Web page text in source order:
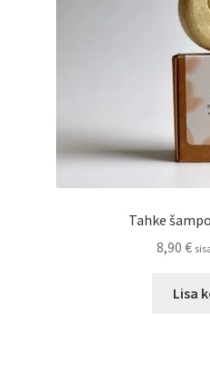
Tahke
8,90 €
Lisa